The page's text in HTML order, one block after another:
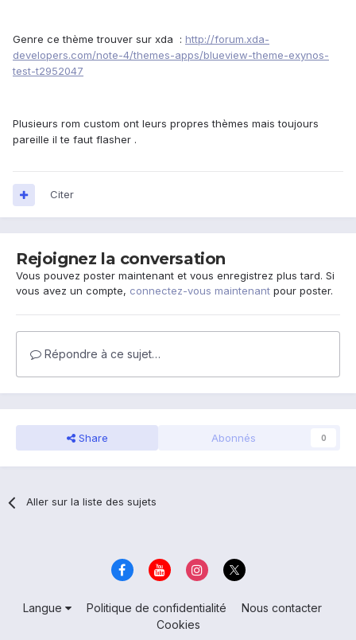
Genre ce thème trouver sur xda : http://forum.xda-
developers.com/note-4/themes-apps/blueview-theme-exynos-
test-t2952047
Plusieurs rom custom ont leurs propres thèmes mais toujours
pareille il te faut flasher .
Citer
Rejoignez la conversation
Vous pouvez poster maintenant et vous enregistrez plus tard. Si
vous avez un compte, connectez-vous maintenant pour poster.
Répondre à ce sujet…
Share Abonnés 0
Aller sur la liste des sujets
Langue Politique de confidentialité
Nous contacter
Cookies